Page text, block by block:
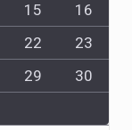
15
16
22
23
29
30